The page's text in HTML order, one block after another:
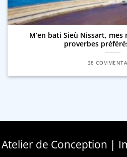
M’en bati Sieù Nissart,
proverbes
38
Atelier de Conception |